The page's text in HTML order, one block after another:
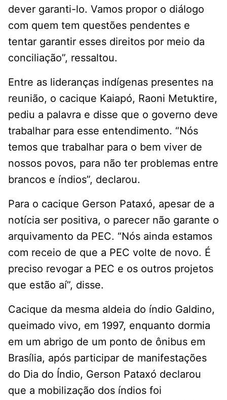
dever garanti-lo. Vamos propor o diálogo
com quem tem questões pendentes e
tentar garantir esses direitos por meio da
conciliação”, ressaltou.
Entre as lideranças indígenas presentes na
reunião, o cacique Kaiapó, Raoni Metuktire,
pediu a palavra e disse que o governo deve
trabalhar para esse entendimento. “Nós
temos que trabalhar para o bem viver de
nossos povos, para não ter problemas entre
brancos e índios”, declarou.
Para o cacique Gerson Pataxó, apesar de a
notícia ser positiva, o parecer não garante o
arquivamento da PEC. “Nós ainda estamos
com receio de que a PEC volte de novo. É
preciso revogar a PEC e os outros projetos
que estão aí”, disse.
Cacique da mesma aldeia do índio Galdino,
queimado vivo, em 1997, enquanto dormia
em um abrigo de um ponto de ônibus em
Brasília, após participar de manifestações
do Dia do Índio, Gerson Pataxó declarou
que a mobilização dos índios foi